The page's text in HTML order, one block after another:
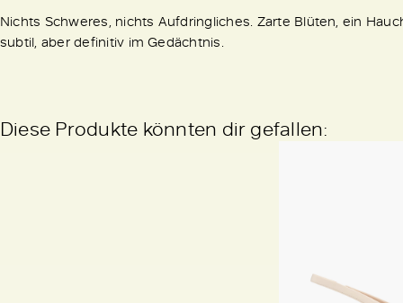
Nichts Schweres, nichts Aufdringliches. Zarte Blüten, ein
subtil, aber definitiv im Gedächtnis.
Diese Produkte könnten dir gefallen: